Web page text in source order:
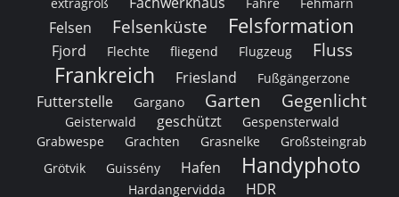
Felsen Felsenküste Felsformation
Fjord Flechte fliegend Flugzeug Fluss
Frankreich Friesland Fußgängerzone
Futterstelle Gargano Garten Gegenlicht
Geisterwald geschützt
Gespensterwald
Grabwespe
Grachten Grasnelke
Großsteingrab
Grötvik
Guissény Hafen Handyphoto
Hardangervidda HDR